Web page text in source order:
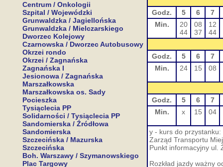
Centrum / Onkologii
Szpital / Wojewódzki
Grunwaldzka / Jagiellońska
Grunwaldzka / Mielczarskiego
Dworzec Kolejowy
Czarnowska / Dworzec Autobusowy
Okrzei rondo
Okrzei / Zagnańska
Zagnańska I
Jesionowa / Zagnańska
Marszałkowska
Marszałkowska os. Sady
Pocieszka
Tysiąclecia PP
Solidarności / Tysiąclecia PP
Sandomierska / Źródłowa
Sandomierska
Szczecińska / Mazurska
Szczecińska
Boh. Warszawy / Szymanowskiego
Plac Targowy
Godz. 5 6
7
Min.
20
44
08
37
12
44
Godz. 5 6
7
Min.
24 15 08
Godz. 5 6
7
Min.
x 15 04
y - kurs do
Zarząd Transportu
Punkt informacyjny ul.
Rozkład jazdy ważny